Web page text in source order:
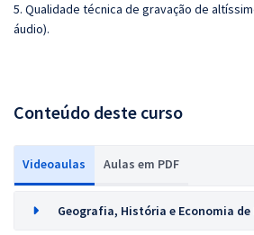
5. Qualidade técnica de gravação de
áudio).
Conteúdo deste curso
Videoaulas Aulas em PDF
Geografia, História e Economia de